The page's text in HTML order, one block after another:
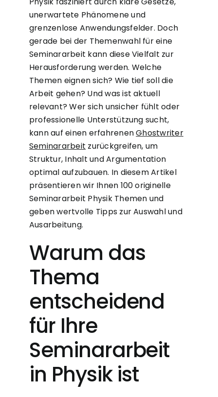
unerwartete Phänomene und
grenzenlose Anwendungsfelder. Doch
gerade bei der Themenwahl für eine
Seminararbeit kann diese Vielfalt zur
Herausforderung werden. Welche
Themen eignen sich? Wie tief soll die
Arbeit gehen? Und was ist aktuell
relevant? Wer sich unsicher fühlt oder
professionelle Unterstützung sucht,
kann auf einen erfahrenenGhostwriter
Seminararbeit zurückgreifen, um
Struktur, Inhalt und Argumentation
optimal aufzubauen. In diesem Artikel
präsentieren wir Ihnen 100 originelle
Seminararbeit Physik Themen und
geben wertvolle Tipps zur Auswahl und
Ausarbeitung.
Warum das
Thema
entscheidend
für Ihre
Seminararbeit
in Physik ist